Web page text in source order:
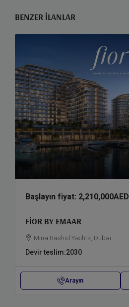
BENZER İLANLAR
Başlayın fiyat: 2,210,000AED
FIOR BY EMAAR
Mina Rashid Yachts, Dubai
Devir teslim:2030
Arayın